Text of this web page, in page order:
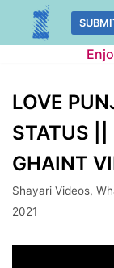
Skip
LOVE
STATUS ||
GHAINT
Shayari Videos,
2021